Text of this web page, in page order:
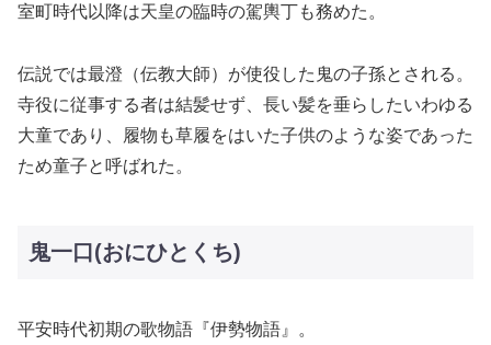
室町時代以降は天皇の臨時の駕輿丁も務めた。
伝説では最澄（伝教大師）が使役した鬼の子孫とされる。
寺役に従事する者は結髪せず、長い髪を垂らしたいわゆる
大童であり、履物も草履をはいた子供のような姿であった
ため童子と呼ばれた。
鬼一口(おにひとくち)
平安時代初期の歌物語『伊勢物語』。